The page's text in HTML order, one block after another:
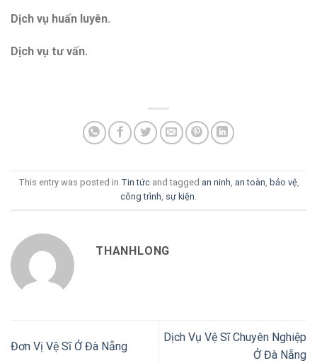
Dịch vụ huấn luyên.
Dịch vụ tư vấn.
This entry was posted in Tin tứcand tagged an ninh, an toàn, bảo vệ,
công trình, sự kiện.
THANHLONG
Đơn Vị Vệ Sĩ Ở Đà Nẵng
Dịch Vụ Vệ Sĩ Chuyên Nghiệp
Ở Đà Nẵng